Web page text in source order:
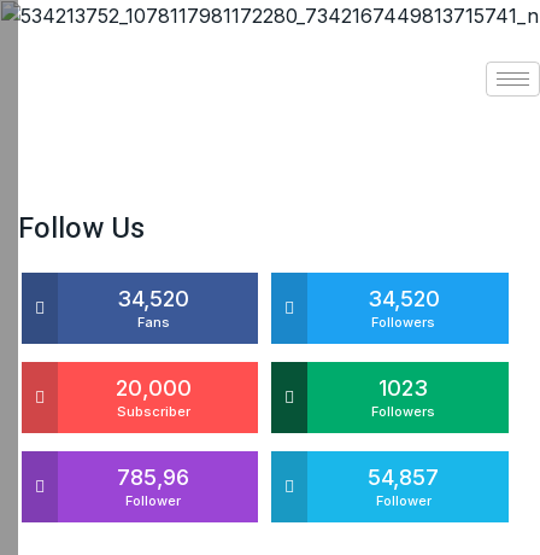
Follow Us
34,520
Fans
34,520
Followers
20,000
Subscriber
1023
Followers
785,96
Follower
54,857
Follower